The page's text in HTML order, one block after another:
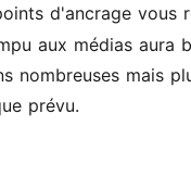
d'ancrage vous
aux médias aura
nombreuses mais
prévu.